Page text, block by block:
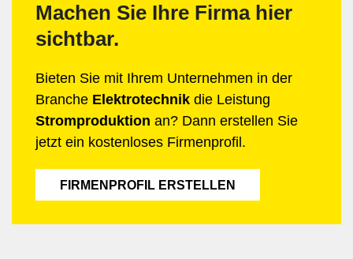
Machen Sie Ihre Firma hier
sichtbar.
Bieten Sie mit Ihrem Unternehmen in der
Branche Elektrotechnik die Leistung
Stromproduktion an? Dann erstellen Sie
jetzt ein kostenloses Firmenprofil.
FIRMENPROFIL ERSTELLEN